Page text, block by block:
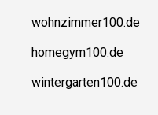
wohnzimmer100.de
homegym100.de
wintergarten100.de